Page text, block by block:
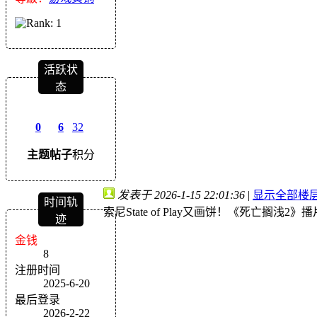
活跃状
态
0
主题
6
帖子
32
积分
时间轨
迹
金钱
8
注册时间
2025-6-20
最后登录
2026-2-22
发表于 2026-1-15 22:01:36 | 显示全部楼
索尼State of Play又画饼！《死亡搁浅2》播